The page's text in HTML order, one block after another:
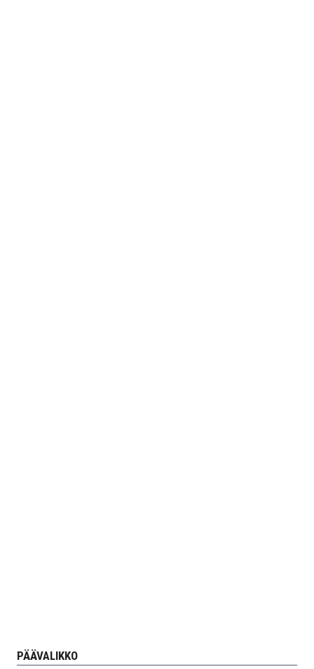
PÄÄVALIKKO